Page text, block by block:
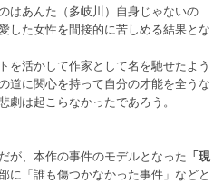
はあんた（多岐川）自身じゃないの
した女性を間接的に苦しめる結果とな
を活かして作家として名を馳せたよう
道に関心を持って自分の才能を全うな
は起こらなかったであろう。
が、本作の事件のモデルとなった 「現
に「誰も傷つかなかった事件」などと